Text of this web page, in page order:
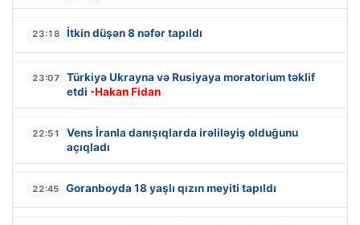
23:18 İtkin düşən 8 nəfər tapıldı
23:07
Türkiyə Ukrayna və Rusiyaya moratorium təklif
etdi -Hakan Fidan
22:51
Vens İranla danışıqlarda irəliləyiş olduğunu
açıqladı
22:45 Goranboyda 18 yaşlı qızın meyiti tapıldı